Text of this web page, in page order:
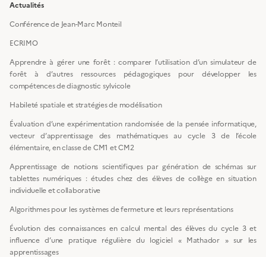
Actualités
Conférence de Jean-Marc Monteil
ECRIMO
Apprendre à gérer une forêt : comparer l’utilisation d’un simulateur de
forêt à d’autres ressources pédagogiques pour développer les
compétences de diagnostic sylvicole
Habileté spatiale et stratégies de modélisation
Évaluation d’une expérimentation randomisée de la pensée informatique,
vecteur d’apprentissage des mathématiques au cycle 3 de l’école
élémentaire, en classe de CM1 et CM2
Apprentissage de notions scientifiques par génération de schémas sur
tablettes numériques : études chez des élèves de collège en situation
individuelle et collaborative
Algorithmes pour les systèmes de fermeture et leurs représentations
Évolution des connaissances en calcul mental des élèves du cycle 3 et
influence d’une pratique régulière du logiciel « Mathador » sur les
apprentissages